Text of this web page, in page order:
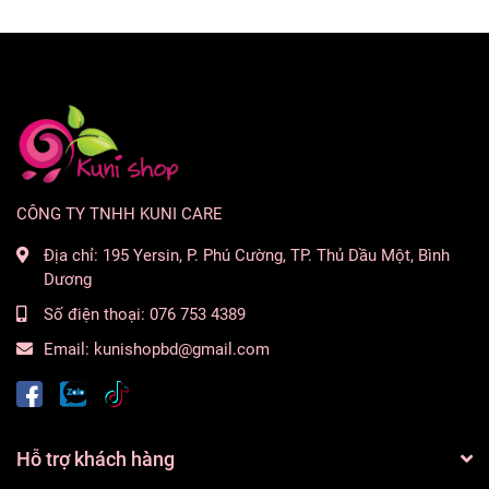
Có thể sử dụng khô hoặc ướt.
Công thức không chứa talc, hương liệu và paraben.
Thuần chay và không thử nghiệm trên động vật
HDSD:
Nhẹ nhàng quét Cọ Highlighter để lấy sản phẩm.
Enchanted
lên tất cả các vùng bạn muốn làm nổi bật,
chẳng hạn như xương gò má trên, sống mũi và đầu mũi,
CÔNG TY TNHH KUNI CARE
Địa chỉ: 195 Yersin, P. Phú Cường, TP. Thủ Dầu Một, Bình
Dương
Số điện thoại: 076 753 4389
Email: kunishopbd@gmail.com
Hỗ trợ khách hàng